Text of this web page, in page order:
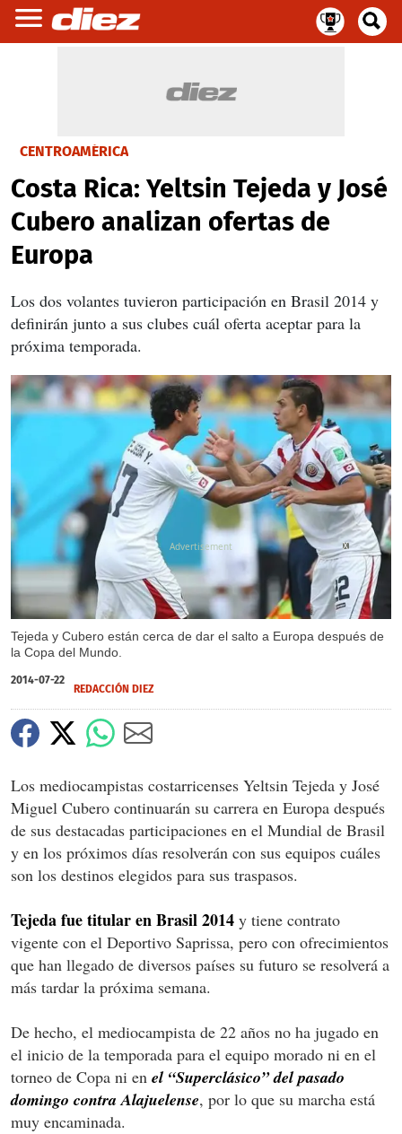
CENTROAMÉRICA
Costa Rica: Yeltsin Tejeda y José
Cubero analizan ofertas de
Europa
Los dos volantes tuvieron participación en Brasil 2014 y
definirán junto a sus clubes cuál oferta aceptar para la
próxima temporada.
Tejeda y Cubero están cerca de dar el salto a Europa después de
la Copa del Mundo.
X
2014-07-22
REDACCIÓN DIEZ
Los mediocampistas costarricenses Yeltsin Tejeda y José
Miguel Cubero continuarán su carrera en Europa después
de sus destacadas participaciones en el Mundial de Brasil
y en los próximos días resolverán con sus equipos cuáles
son los destinos elegidos para sus traspasos.
Tejeda fue titular en Brasil 2014 y tiene contrato
vigente con el Deportivo Saprissa, pero con ofrecimientos
que han llegado de diversos países su futuro se resolverá a
más tardar la próxima semana.
De hecho, el mediocampista de 22 años no ha jugado en
el inicio de la temporada para el equipo morado ni en el
torneo de Copa ni en el “Superclásico” del pasado
domingo contra Alajuelense, por lo que su marcha está
muy encaminada.